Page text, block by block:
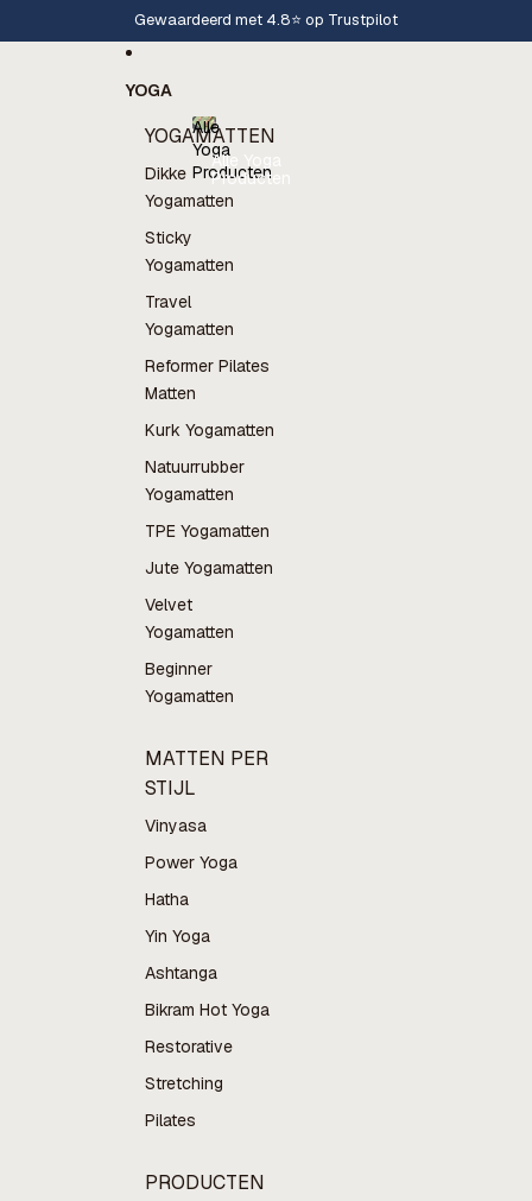
Gewaardeerd met 4.8⭐️ op Trustpilot
YOGA
YOGAMATTEN
Dikke
Yogamatten
Sticky
Yogamatten
Travel
Yogamatten
Reformer Pilates
Matten
Kurk Yogamatten
Natuurrubber
Yogamatten
TPE Yogamatten
Jute Yogamatten
Velvet
Yogamatten
Beginner
Yogamatten
MATTEN PER
STIJL
Vinyasa
Power Yoga
Hatha
Yin Yoga
Ashtanga
Bikram Hot Yoga
Restorative
Stretching
Pilates
PRODUCTEN
Alle
Yoga
Producten
Alle Yoga
Producten